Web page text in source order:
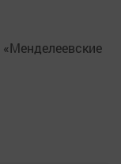
«Менделеевские